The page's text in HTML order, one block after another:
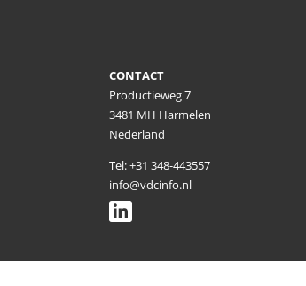
CONTACT
Productieweg 7
3481 MH Harmelen
Nederland
Tel: +31 348-443557
info@vdcinfo.nl